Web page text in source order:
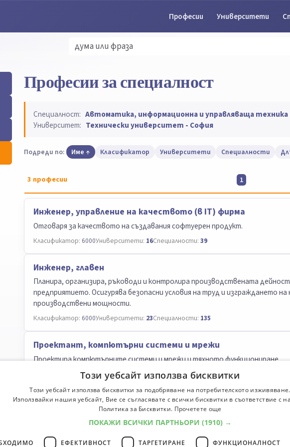
Професии Университети
Професии за специалност
Специалност: Автоматика, информационна и управляваща техника
Университет: Технически университет - София
Подреди по: Име Класификатор Университети Специалности
3 професии 1
Инжeнер, управление на качеството (в IТ) фирма
Отговаря за качеството на създавания софтуерен продукт.
Класификатор: 6000Университети: 16Специалности: 39
Инженер, главен
Планира, организира, ръководи и контролира производствената
предприятието. Осигурява безопасни условия на труд и изграждането на
производствени мощности.
Класификатор: 6000Университети: 23Специалности: 135
Проектант, компютърни системи и мрежи
Проектира компютърните системи и мрежи и тяхното функциониране.
2131Университети: 17Специалности:35
3професии 1
Този уебсайт използва бисквитки
Този уебсайт използва бисквитки за подобряване на потребителското изживяване.
Използвайки нашия уебсайт, Вие се съгласявате с всички бисквитки в съответствие с
Политика за Бисквитки. Прочетете още
ПОКАЖИ ВСИЧКИ ПАРТНЬОРИ (1910) →
ЕФЕКТИВНОСТ ТАРГЕТИРАНЕ ФУНКЦИОНАЛНОСТ